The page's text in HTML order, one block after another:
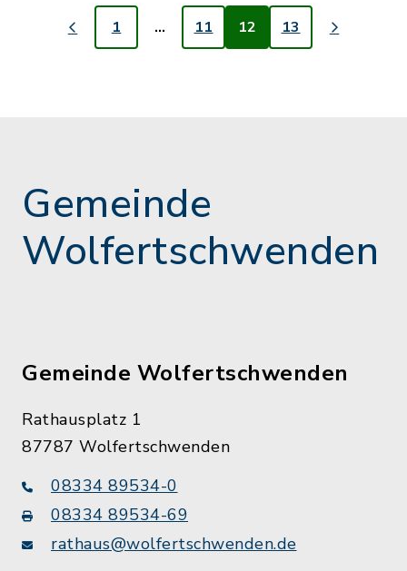
1 … 11 12 13
Gemeinde
Wolfertschwenden
Gemeinde Wolfertschwenden
Rathausplatz 1
87787 Wolfertschwenden
08334 89534-0
08334 89534-69
rathaus@wolfertschwenden.de